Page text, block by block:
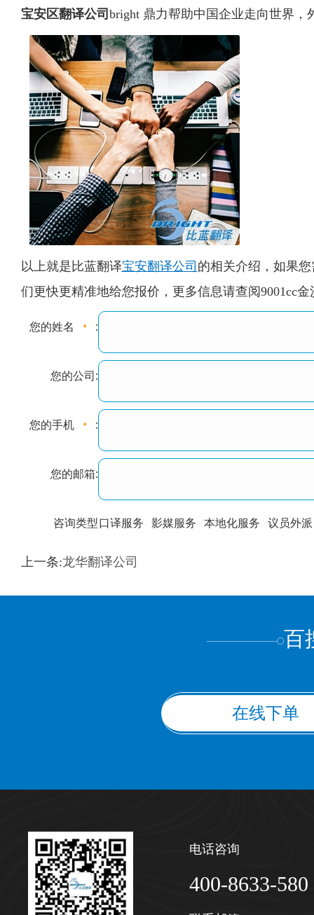
宝安区翻译公司 bright 鼎力帮助中国企业走向世界，
以上就是比蓝翻译宝安翻译公司 的相关介绍，如果
们更快更精准地给您报价，更多信息请查阅9001cc
您的姓名 :
您的公司:
您的手机 :
您的邮箱:
咨询类型口译服务 影媒服务 本地化服务 议员外派
训翻译
上一条:龙华翻译公司
百
在线下单
电话咨询
400-8633-580